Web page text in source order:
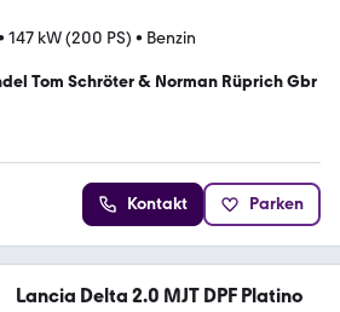
147 kW (200 PS) • Benzin
Tom Schröter & Norman Rüprich Gbr
Kontakt Parken
Lancia Delta 2.0 MJT DPF Platino